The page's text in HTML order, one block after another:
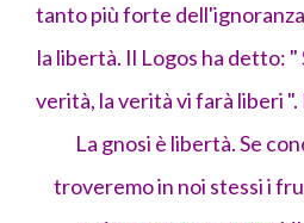
tanto più forte
la libertà. Il Logos ha detto:
verità, la verità vi farà liberi ".
La gnosi è libertà. Se
troveremo in noi stessi i